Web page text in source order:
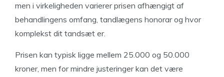
men i virkeligheden varierer prisen afhængigt af
behandlingens omfang, tandlægens honorar og hvor
komplekst dit tandsæt er.
Prisen kan typisk ligge mellem 25.000 og 50.000
kroner, men for mindre justeringer kan det være